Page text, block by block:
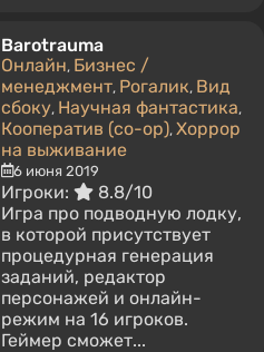
Barotrauma
Онлайн, Бизнес /
менеджмент, Рогалик, Вид
сбоку, Научная фантастика,
Кооператив (co-op), Хоррор
на выживание
6 июня 2019
Игроки:
8.8/10
Игра про подводную лодку,
в которой присутствует
процедурная генерация
заданий, редактор
персонажей и онлайн-
режим на 16 игроков.
Геймер сможет...